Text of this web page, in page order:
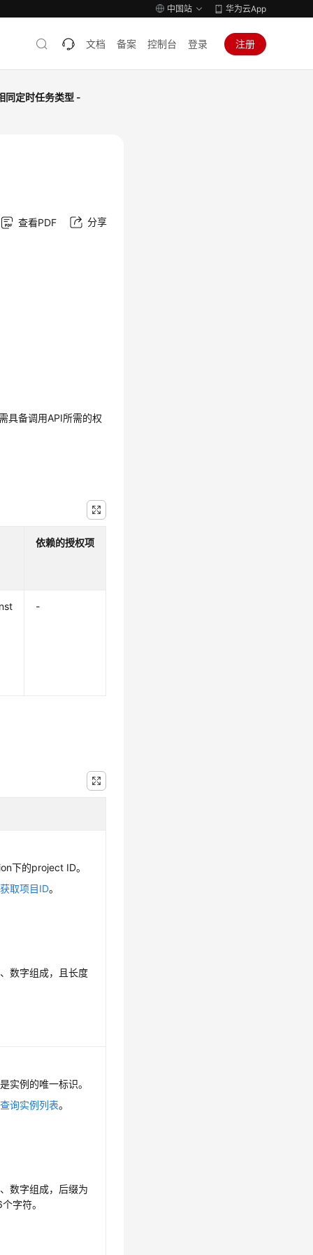
中国站 华为云App
文档 备案 控制台 登录 注册
同定时任务类型 -
查看PDF 分享
具备调用API所需的权
依赖的授权项
-
下的project ID。
获取项目ID。
数字组成，且长度
实例的唯一标识。
查询实例列表。
数字组成，后缀为
字符。